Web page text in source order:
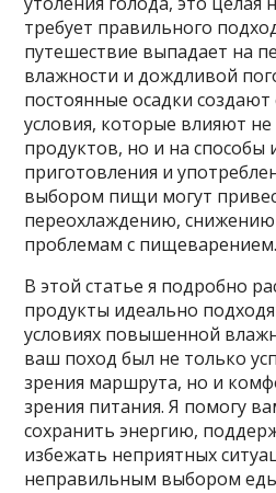
требует правильного
путешествие выпадает на
влажности и дождливой
постоянные осадки
условия, которые влияют
продуктов, но и на способы
приготовления и
выбором пищи могут
переохлаждению,
проблемам с пищеварением.
В этой статье я подробно
продукты идеально
условиях повышенной
ваш поход был не только
зрения маршрута, но и
зрения питания. Я помогу
сохранить энергию,
избежать неприятных
неправильным выбором